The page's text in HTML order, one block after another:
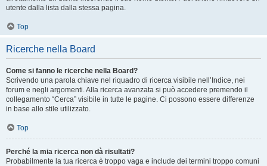
utente dalla lista dalla stessa pagina.
Top
Ricerche nella Board
Come si fanno le ricerche nella Board?
Scrivendo una parola chiave nel riquadro di ricerca visibile nell’Indice, nei
forum e negli argomenti. Alla ricerca avanzata si può accedere premendo il
collegamento “Cerca” visibile in tutte le pagine. Ci possono essere differenze
in base allo stile utilizzato.
Top
Perché la mia ricerca non dà risultati?
Probabilmente la tua ricerca è troppo vaga e include dei termini troppo comuni